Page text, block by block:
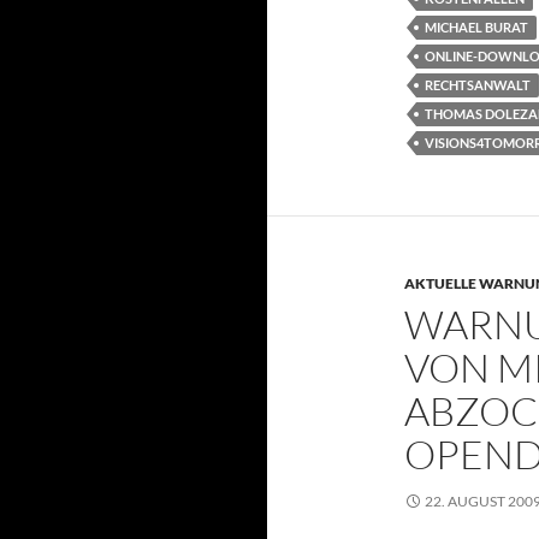
MICHAEL BURAT
ONLINE-
RECHTSANWALT
THOMAS
AKTUELLE
VON
22. AUGUST